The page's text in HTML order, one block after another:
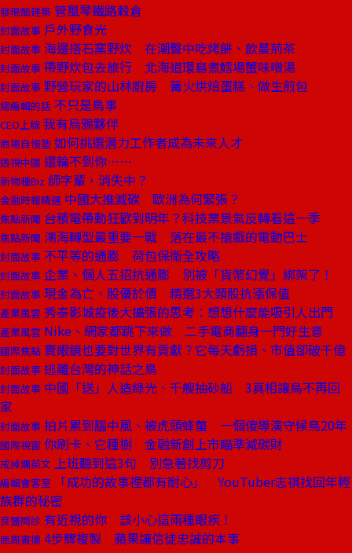
發現酷建築 管風琴鐵路穀倉
封面故事 戶外野食光
封面故事 海邊搭石窯野炊 在潮聲中吃烤餅、飲蔓荊茶
封面故事 帶野炊包去旅行 北海道環島煮鱈場蟹味噌湯
封面故事 野營玩家的山林廚房 篝火烘焙蛋糕、做生煎包
總編輯的話 不只是鳥事
CEO上線 我有烏鴉夥伴
商場自慢塾 如何挑選潛力工作者成為未來人才
透視中國 還輪不到你……
新物種Biz 師字輩，消失中？
金融時報精選 中國大推減碳 歐洲為何緊張？
焦點新聞 台積電帶動狂歡到明年？科技業景氣反轉看這一季
焦點新聞 鴻海轉型最重要一戰 落在最不搶戲的電動巴士
封面故事 不平等的通膨 荷包保衛全攻略
封面故事 企業、個人五招抗通膨 別被「貨幣幻覺」綁架了！
封面故事 現金為亡、股優於債 精選3大類股抗漲保值
產業風雲 秀泰影城疫後大擴張的思考：想想什麼能吸引人出門
產業風雲 Nike、網家都跳下來做 二手電商翻身一門好生意
國際焦點 賣眼鏡也要對世界有貢獻？它每天虧損、市值卻破千億
封面故事 逃離台灣的神話之鳥
封面故事 中國「送」人造綠光、千艘抽砂船 3真相讓鳥不再回
家
封面故事 拍片累到腦中風、被虎頭蜂螫 一個傻導演守候鳥20年
國際視窗 你刷卡、它種樹 金融新創上市瞄準減碳財
戒掉爛英文 上班聽到這3句 別急著找剪刀
編輯會客室
「成功的故事裡都有耐心」 YouTuber志祺找回年輕
族群的秘密
良醫問診 有近視的你 該小心這兩種眼疾！
商周書摘 4步驟複製 蘋果讓信徒忠誠的本事